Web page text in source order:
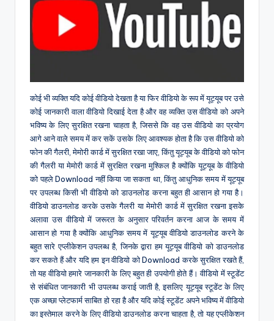
कोई भी व्यक्ति यदि कोई वीडियो देखता है या फिर वीडियो के रूप में यूट्यूब पर उसे
कोई जानकारी वाला वीडियो दिखाई देता है और वह व्यक्ति उस वीडियो को अपने
भविष्य के लिए सुरक्षित रखना चाहता है, जिससे कि वह उस वीडियो का प्रयोग
आगे आने वाले समय में कर सकें उसके लिए आवश्यक होता है कि उस वीडियो को
फोन की गैलरी, मेमोरी कार्ड में सुरक्षित रखा जाए, किंतु यूट्यूब के वीडियो को फोन
की गैलरी या मेमोरी कार्ड में सुरक्षित रखना मुश्किल है क्योंकि यूट्यूब के वीडियो
को पहले Download नहीं किया जा सकता था, किंतु आधुनिक समय में यूट्यूब
पर उपलब्ध किसी भी वीडियो को डाउनलोड करना बहुत ही आसान हो गया है।
वीडियो डाउनलोड करके उसके गैलरी या मेमोरी कार्ड में सुरक्षित रखना इसके
अलावा उस वीडियो में जरूरत के अनुसार परिवर्तन करना आज के समय में
आसान हो गया है क्योंकि आधुनिक समय में यूट्यूब वीडियो डाउनलोड करने के
बहुत सारे एप्लीकेशन उपलब्ध है, जिनके द्वारा हम यूट्यूब वीडियो को डाउनलोड
कर सकते हैं और यदि हम इन वीडियो को Download करके सुरक्षित रखते हैं,
तो यह वीडियो हमारे जानकारी के लिए बहुत ही उपयोगी होते हैं। वीडियो में स्टूडेंट
से संबंधित जानकारी भी उपलब्ध कराई जाती है, इसलिए यूट्यूब स्टूडेंट के लिए
एक अच्छा प्लेटफार्म साबित हो रहा है और यदि कोई स्टूडेंट अपने भविष्य में वीडियो
का इस्तेमाल करने के लिए वीडियो डाउनलोड करना चाहता है, तो यह एप्लीकेशन